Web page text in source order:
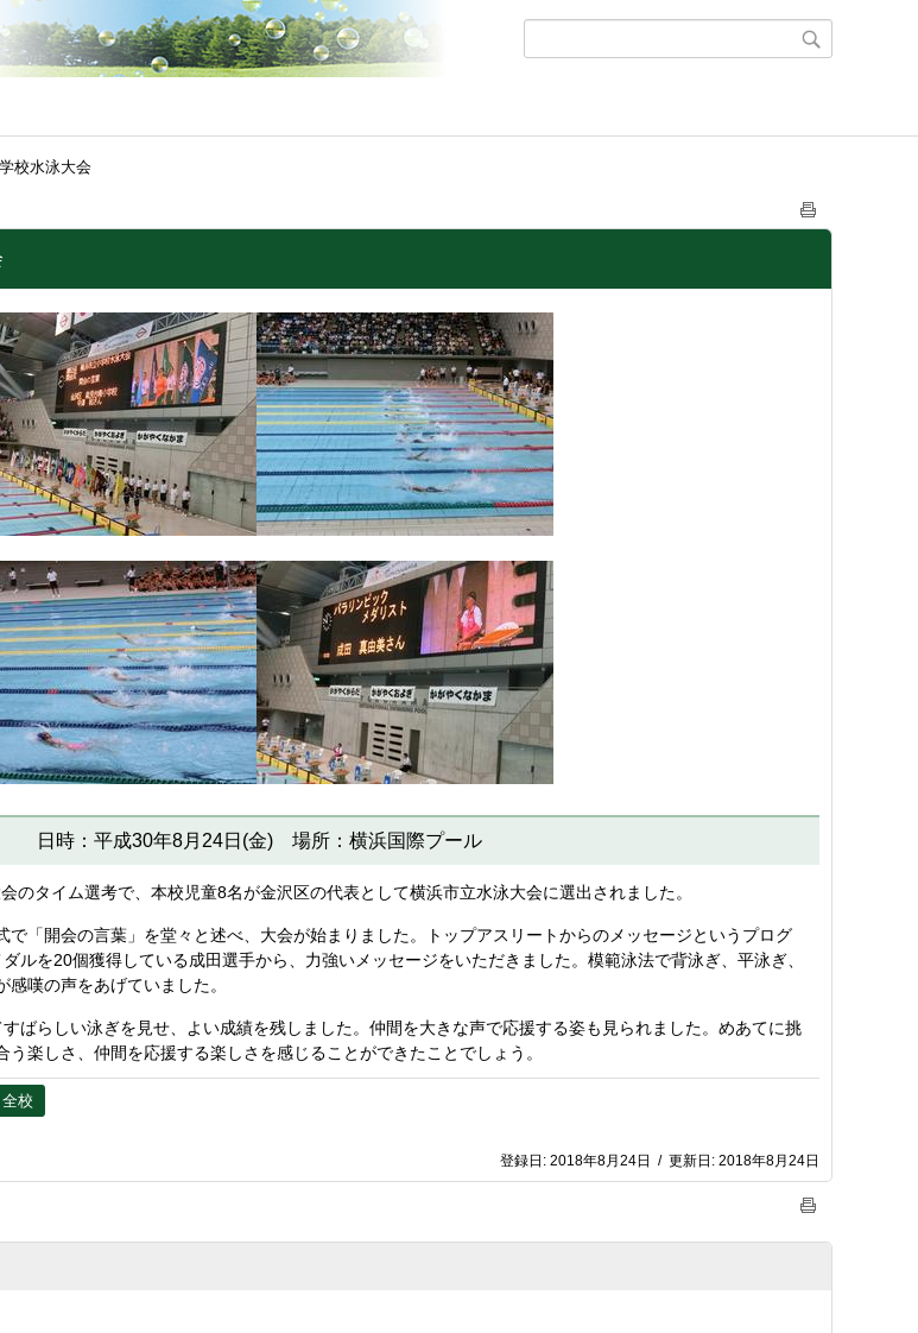
校水泳大会
日時：平成30年8月24日(金) 場所：横浜国際プール
タイム選考で、本校児童8名が金沢区の代表として横浜市立水泳大会に選出されました。
「開会の言葉」を堂々と述べ、大会が始まりました。トップアスリートからのメッセージというプログ
ルを20個獲得している成田選手から、力強いメッセージをいただきました。模範泳法で背泳ぎ、平泳ぎ、
嘆の声をあげていました。
ばらしい泳ぎを見せ、よい成績を残しました。仲間を大きな声で応援する姿も見られました。めあてに挑
楽しさ、仲間を応援する楽しさを感じることができたことでしょう。
全校
登録日: 2018年8月24日 / 更新日: 2018年8月24日